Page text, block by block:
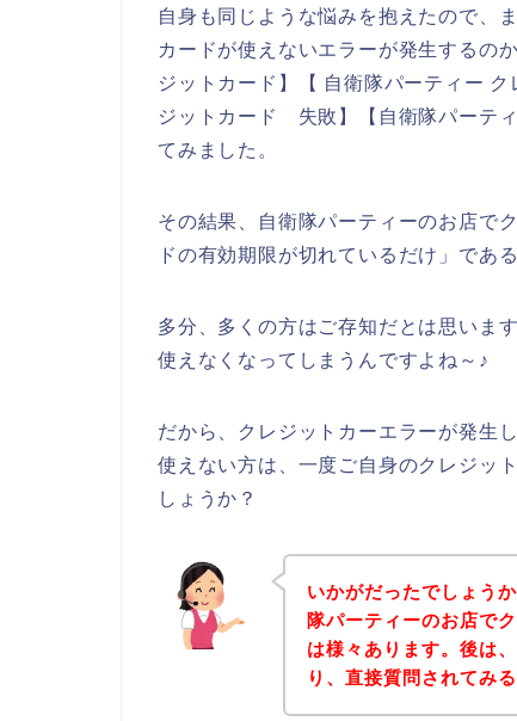
自身も同じような悩みを抱えたので、
カードが使えないエラーが発生するの
ジットカード】【 自衛隊パーティー
ジットカード 失敗】【自衛隊パーテ
てみました。
その結果、自衛隊パーティーのお店で
ドの有効期限が切れているだけ」であ
多分、多くの方はご存知だとは思いま
使えなくなってしまうんですよね～♪
だから、クレジットカーエラーが発生
使えない方は、一度ご自身のクレジッ
しょうか？
いかがだったでしょう
隊パーティーのお店で
は様々あります。後は
り、直接質問されてみ